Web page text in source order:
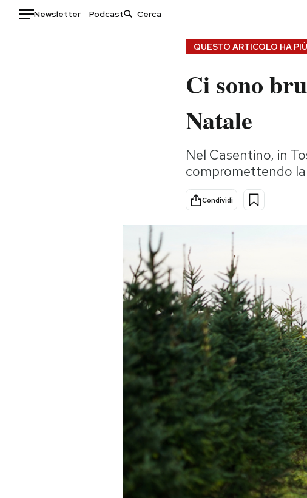
Newsletter Podcast
Storie/Idee
Ok Boomer!
Altrecose
Mondiali calcio 2026
QUESTO ARTICOLO HA
Ci sono
Natale
Nel Casentino, in
compromettendo la
Condividi